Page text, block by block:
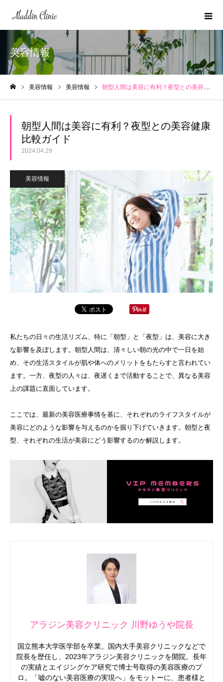
美容情報
美容情報 美容情報 朝型人間は美容に有利？夜型との美容健康比較ガイド
朝型人間は美容に有利？夜型との美容健康
比較ガイド
2024.04.29
美容情報
私たちの日々の生活リズム、特に「朝型」と「夜型」は、美容に大き
な影響を及ぼします。朝型人間は、清々しい朝の光の中で一日を始
め、その生活スタイルが肌や体へのメリットをもたらすと言われてい
ます。一方、夜型の人々は、夜遅くまで活動することで、異なる美容
上の課題に直面しています。
ここでは、最新の美容医療事情を基に、それぞれのライフスタイルが
美容にどのような影響を与えるのかを掘り下げていきます。朝型と夜
型、それぞれの生活が美容にどう影響するのか解説します。
アラジン美容クリニック 川野ゆうや院長
国立熊本大学医学部を卒業。国内大手美容クリニックなどで
院長を歴任し、2023年アラジン美容クリニックを開院。長年
の実績とエイジングケア研究で博士号取得の美容医療のプ
ロ。「嘘のない美容医療の実現へ」をモットーに、患者様と